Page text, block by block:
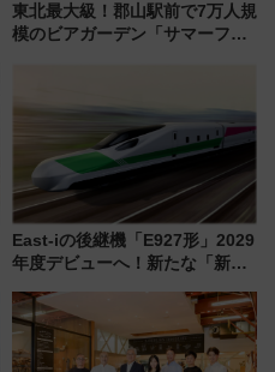
東北最大級！郡山駅前で7万人規
模のビアガーデン「サマーフェ
East-iの後継機「E927形」2029
年度デビューへ！新たな「新幹
説【JR東日本】